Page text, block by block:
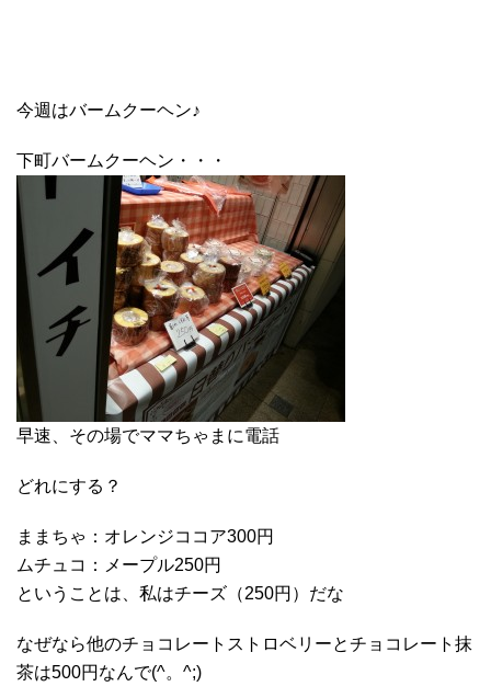
今週はバームクーヘン♪
下町バームクーヘン・・・
早速、その場でママちゃまに電話
どれにする？
ままちゃ：オレンジココア300円
ムチュコ：メープル250円
ということは、私はチーズ（250円）だな
なぜなら他のチョコレートストロベリーとチョコレート抹
茶は500円なんで(^。^;)